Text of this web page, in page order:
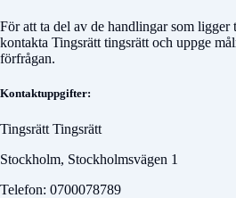
För att ta del av de handlingar som
kontakta Tingsrätt tingsrätt och uppge
förfrågan.
Kontaktuppgifter:
Tingsrätt Tingsrätt
Stockholm, Stockholmsvägen 1
Telefon: 0700078789